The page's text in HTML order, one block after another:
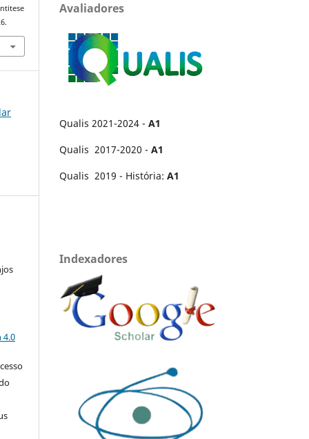
4.0
Avaliadores
Qualis 2021-2024 - A1
Qualis 2017-2020 - A1
Qualis 2019 - História: A1
Indexadores